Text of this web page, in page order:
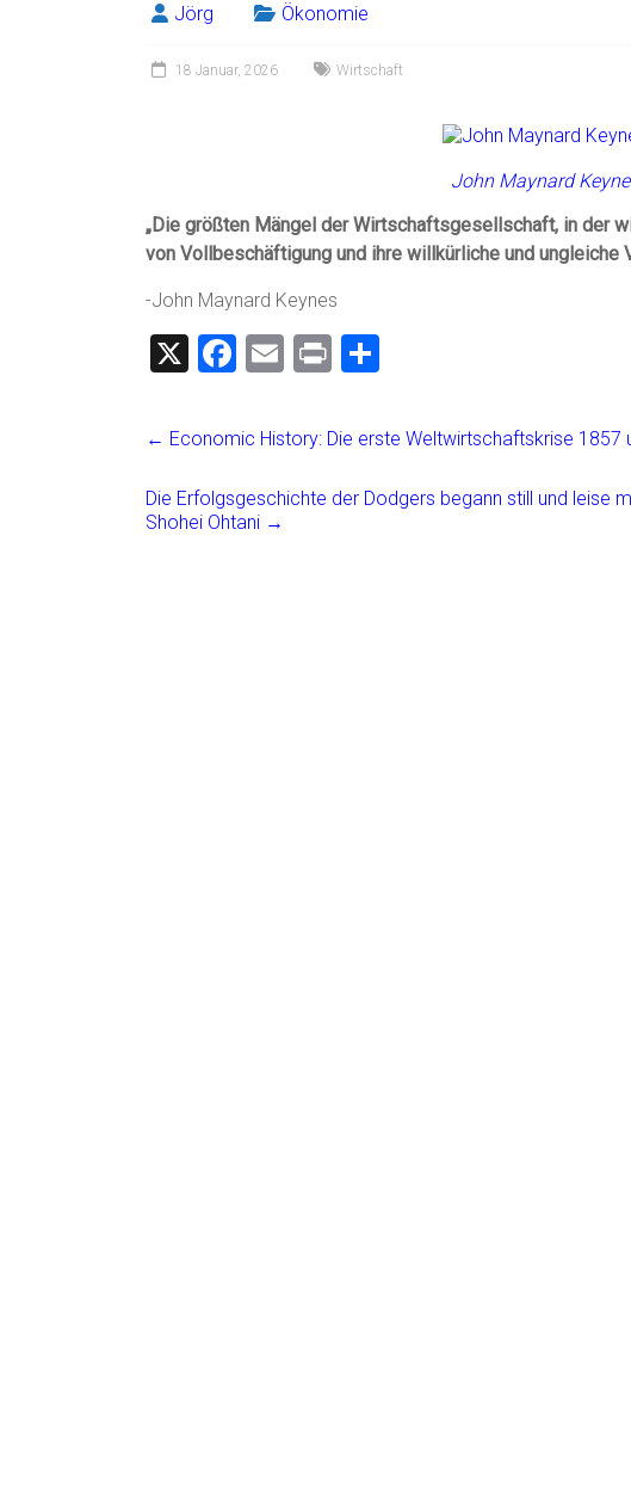
Jörg Ökonomie
18 Januar, 2026 Wirtschaft
John Maynard
„Die größten Mängel der Wirtschaftsgesellschaft, in der
von Vollbeschäftigung und ihre willkürliche und ungleiche
-John Maynard Keynes
X
F
ce
o
ok
E
ai
Pr
t
e
← Economic History: Die erste Weltwirtschaftskrise 1857
Die Erfolgsgeschichte der Dodgers begann still und leise
Shohei Ohtani →